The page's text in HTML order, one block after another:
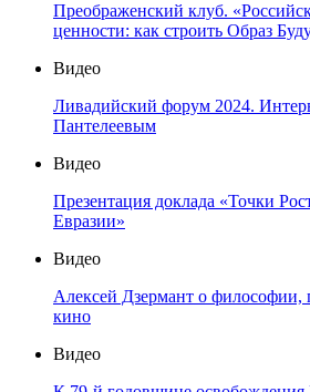
Преображенский клуб.
ценности: как строить Образ
Видео
Ливадийский форум 2024.
Пантелеевым
Видео
Презентация доклада «Точки
Евразии»
Видео
Алексей Дзермант о философии,
кино
Видео